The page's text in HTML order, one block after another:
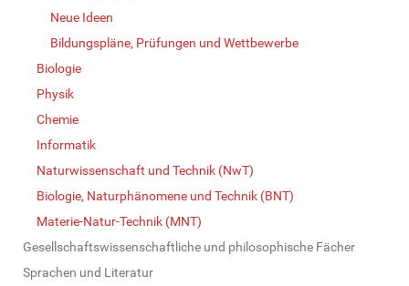
Neue Ideen
Bildungspläne, Prüfungen und Wettbewerbe
Biologie
Physik
Chemie
Informatik
Naturwissenschaft und Technik (NwT)
Biologie, Naturphänomene und Technik (BNT)
Materie-Natur-Technik (MNT)
Gesellschaftswissenschaftliche und philosophische Fächer
Sprachen und Literatur